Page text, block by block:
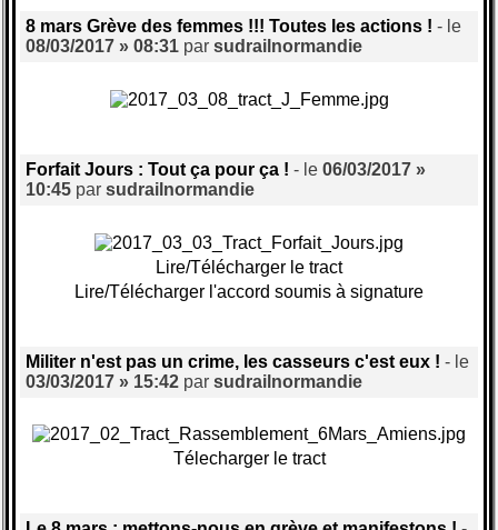
8 mars Grève des femmes !!! Toutes les actions ! - le
08/03/2017 » 08:31par sudrailnormandie
Forfait Jours : Tout ça pour ça ! - le 06/03/2017 »
10:45par sudrailnormandie
Lire/Télécharger le tract
Lire/Télécharger l'accord soumis à signature
Militer n'est pas un crime, les casseurs c'est eux ! - le
03/03/2017 » 15:42par sudrailnormandie
Télecharger le tract